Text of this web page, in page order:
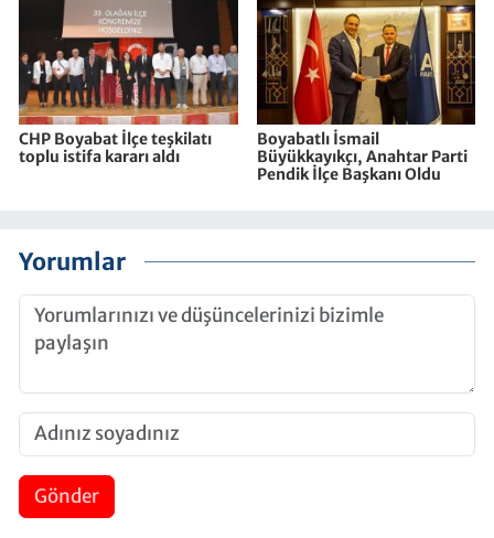
CHP Boyabat İlçe teşkilatı
toplu istifa kararı aldı
Boyabatlı İsmail
Büyükkayıkçı, Anahtar Parti
Pendik İlçe Başkanı Oldu
Yorumlar
Gönder